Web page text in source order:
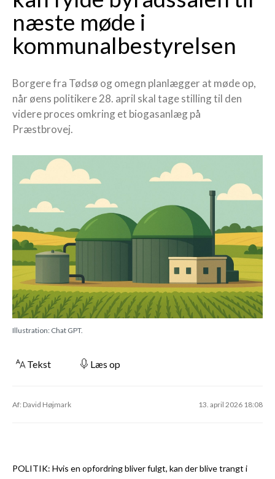
næste møde i
kommunalbestyrelsen
Borgere fra Tødsø og omegn planlægger at møde op,
når øens politikere 28. april skal tage stilling til den
videre proces omkring et biogasanlæg på
Præstbrovej.
Illustration: Chat GPT.
Tekst Læs op
Af: David Højmark 13. april 2026 18:08
POLITIK: Hvis en opfordring bliver fulgt, kan der blive trangt i